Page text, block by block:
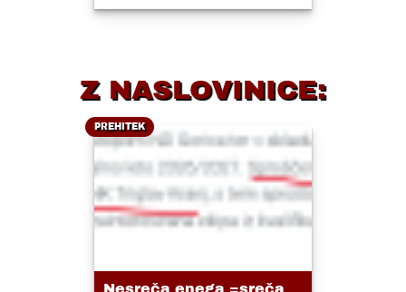
Z NASLOVINICE:
PREHITEK
Nesreča enega =sreča